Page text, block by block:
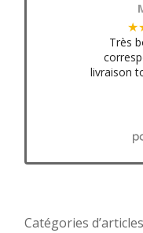
Très
livraison
Catégories d’articles